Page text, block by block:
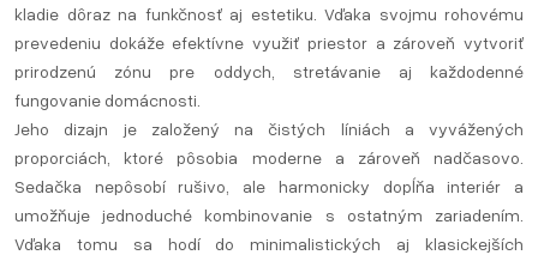
kladie dôraz na funkčnosť aj estetiku. Vďaka svojmu rohovému
prevedeniu dokáže efektívne využiť priestor a zároveň vytvoriť
prirodzenú zónu pre oddych, stretávanie aj každodenné
fungovanie domácnosti.
Jeho dizajn je založený na čistých líniách a vyvážených
proporciách, ktoré pôsobia moderne a zároveň nadčasovo.
Sedačka nepôsobí rušivo, ale harmonicky dopĺňa interiér a
umožňuje jednoduché kombinovanie s ostatným zariadením.
Vďaka tomu sa hodí do minimalistických aj klasickejších